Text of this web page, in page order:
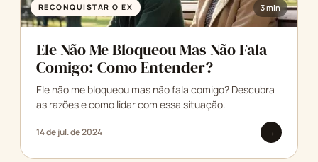
RECONQUISTAR O EX 3 min
Ele Não Me Bloqueou Mas Não Fala
Comigo: Como Entender?
Ele não me bloqueou mas não fala comigo? Descubra
as razões e como lidar com essa situação.
14 de jul. de 2024 →